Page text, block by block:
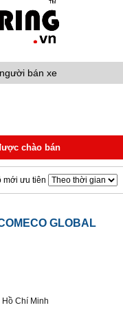
bán xe
chào bán
mới ưu tiên
GLOBAL
Hồ Chí Minh